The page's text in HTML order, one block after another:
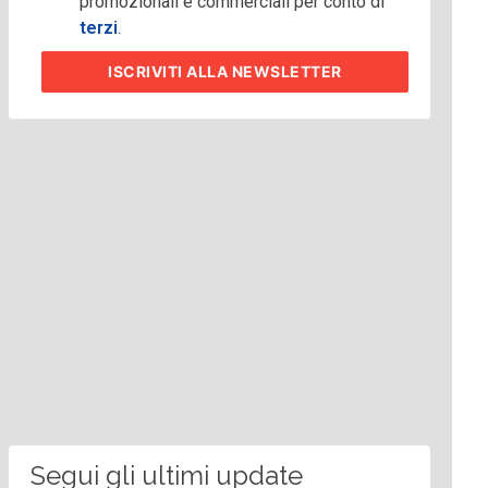
terzi.
ISCRIVITIALLA NEWSLETTER
Segui gli ultimi update